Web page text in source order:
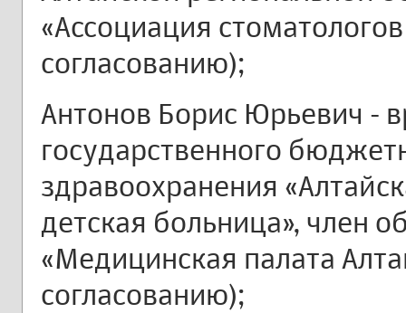
«Ассоциация
согласованию);
Антонов Борис Юрьевич -
государственного
здравоохранения
детская больница», член
«Медицинская палата
согласованию);